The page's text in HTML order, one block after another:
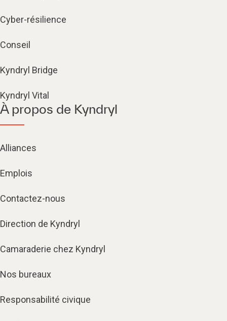
Cyber-résilience
Conseil
Kyndryl Bridge
Kyndryl Vital
À propos de Kyndryl
Alliances
Emplois
Contactez-nous
Direction de Kyndryl
Camaraderie chez Kyndryl
Nos bureaux
Responsabilité civique